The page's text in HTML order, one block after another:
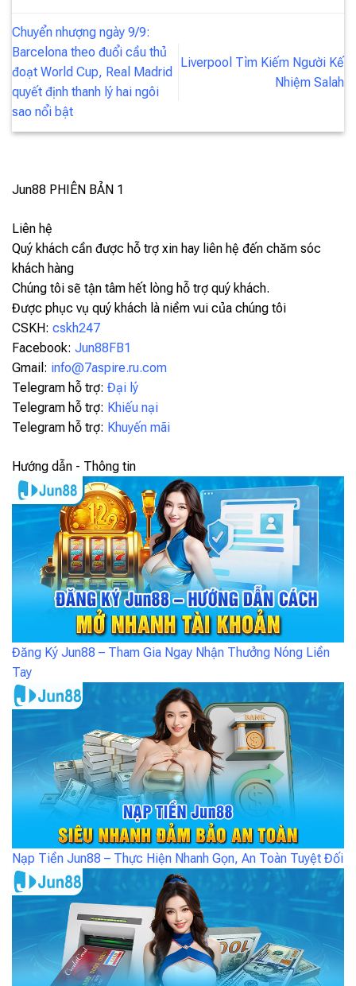
Chuyển nhượng ngày 9/9:
Barcelona theo đuổi cầu thủ
đoạt World Cup, Real Madrid
quyết định thanh lý hai ngôi
sao nổi bật
Liverpool Tìm Kiếm Người Kế
Nhiệm Salah
Jun88 PHIÊN BẢN 1
Liên hệ
Quý khách cần được hỗ trợ xin hay liên hệ đến chăm sóc
khách hàng
Chúng tôi sẽ tận tâm hết lòng hỗ trợ quý khách.
Được phục vụ quý khách là niềm vui của chúng tôi
CSKH: cskh247
Facebook: Jun88FB1
Gmail: info@7aspire.ru.com
Telegram hỗ trợ: Đại lý
Telegram hỗ trợ: Khiếu nại
Telegram hỗ trợ: Khuyến mãi
Hướng dẫn - Thông tin
Đăng Ký Jun88 – Tham Gia Ngay Nhận Thưởng Nóng Liền
Tay
Nạp Tiền Jun88 – Thực Hiện Nhanh Gọn, An Toàn Tuyệt Đối